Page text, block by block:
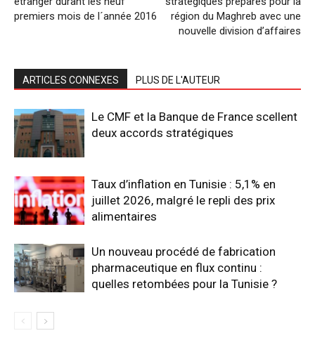
premiers mois de l´année 2016
région du Maghreb avec une
nouvelle division d’affaires
ARTICLES CONNEXES PLUS DE L'AUTEUR
Le CMF et la Banque de France scellent
deux accords stratégiques
Taux d’inflation en Tunisie : 5,1% en
juillet 2026, malgré le repli des prix
alimentaires
Un nouveau procédé de fabrication
pharmaceutique en flux continu :
quelles retombées pour la Tunisie ?